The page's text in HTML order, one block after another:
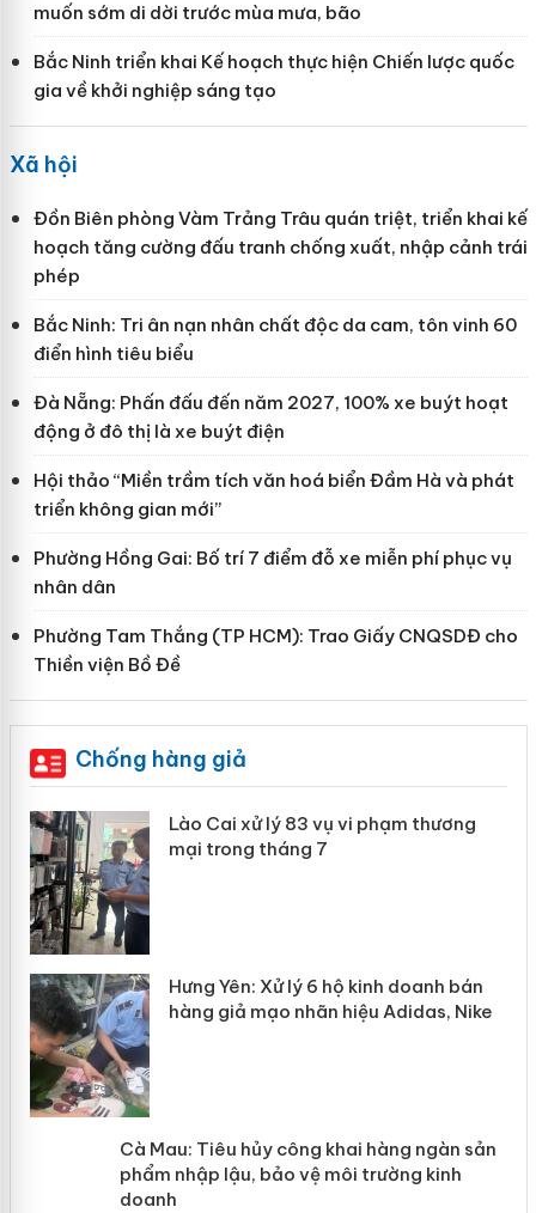
muốn sớm di dời trước mùa mưa, bão
Bắc Ninh triển khai Kế hoạch thực hiện Chiến lược quốc
gia về khởi nghiệp sáng tạo
Xã hội
Đồn Biên phòng Vàm Trảng Trâu quán triệt, triển khai kế
hoạch tăng cường đấu tranh chống xuất, nhập cảnh trái
phép
Bắc Ninh: Tri ân nạn nhân chất độc da cam, tôn vinh 60
điển hình tiêu biểu
Đà Nẵng: Phấn đấu đến năm 2027, 100% xe buýt hoạt
động ở đô thị là xe buýt điện
Hội thảo “Miền trầm tích văn hoá biển Đầm Hà và phát
triển không gian mới”
Phường Hồng Gai: Bố trí 7 điểm đỗ xe miễn phí phục vụ
nhân dân
Phường Tam Thắng (TP HCM): Trao Giấy CNQSDĐ cho
Thiền viện Bồ Đề
Chống hàng giả
Lào Cai xử lý 83 vụ vi phạm thương
mại trong tháng 7
Hưng Yên: Xử lý 6 hộ kinh doanh bán
hàng giả mạo nhãn hiệu Adidas, Nike
Cà Mau: Tiêu hủy công khai hàng
ngàn sản phẩm nhập lậu, bảo vệ môi
trường kinh doanh